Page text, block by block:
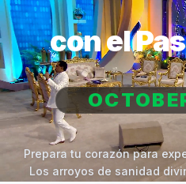
con el
Prepara tu corazón para
Los arroyos de sanidad